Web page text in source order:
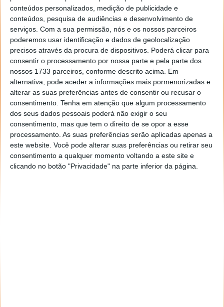
conteúdos personalizados, medição de publicidade e
conteúdos, pesquisa de audiências e desenvolvimento de
serviços. Com a sua permissão, nós e os nossos parceiros
poderemos usar identificação e dados de geolocalização
precisos através da procura de dispositivos. Poderá clicar para
consentir o processamento por nossa parte e pela parte dos
nossos 1733 parceiros, conforme descrito acima. Em
alternativa, pode aceder a informações mais pormenorizadas e
alterar as suas preferências antes de consentir ou recusar o
consentimento. Tenha em atenção que algum processamento
dos seus dados pessoais poderá não exigir o seu
consentimento, mas que tem o direito de se opor a esse
processamento. As suas preferências serão aplicadas apenas a
este website. Você pode alterar suas preferências ou retirar seu
consentimento a qualquer momento voltando a este site e
clicando no botão "Privacidade" na parte inferior da página.
Três Advogados e três Engenheiros viajam de
comboio para uma conferência.
Na estação, os três Advogados compraram
um bilhete cada um, mas viram que os três
Engenheiros compraram um só bilhete.
- Como é que os três vão viajar só com um
bilhete? (perguntou um dos Advogados)
- Espere e verá - respondeu um dos
Engenheiros.
Então, todos embarcaram.
Os Advogados foram para suas poltronas,
mas os três Engenheiros trancaram-se na